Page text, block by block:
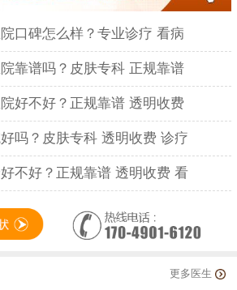
口碑怎么样？专业诊疗 看病
靠谱吗？皮肤专科 正规靠谱
好不好？正规靠谱 透明收费
吗？皮肤专科 透明收费 诊疗
不好？正规靠谱 透明收费 看
更多医生